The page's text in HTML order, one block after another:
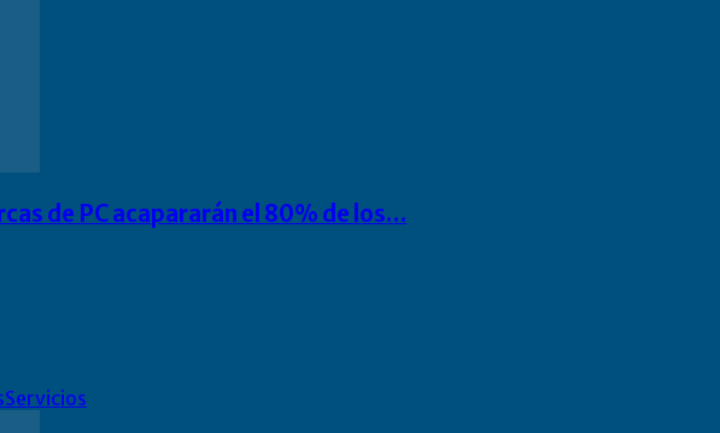
de PC acapararán el 80% de los…
Servicios